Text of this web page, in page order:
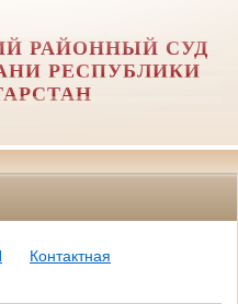
РАЙОННЫЙ СУД
РЕСПУБЛИКИ
Контактная